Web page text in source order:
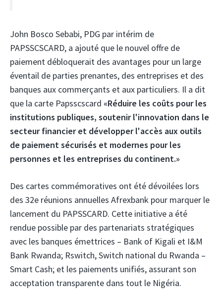
John Bosco Sebabi, PDG par intérim de
PAPSSCSCARD, a ajouté que le nouvel offre de
paiement débloquerait des avantages pour un large
éventail de parties prenantes, des entreprises et des
banques aux commerçants et aux particuliers. Il a dit
que la carte Papsscscard «Réduire les coûts pour les
institutions publiques, soutenir l'innovation dans le
secteur financier et développer l'accès aux outils
de paiement sécurisés et modernes pour les
personnes et les entreprises du continent.»
Des cartes commémoratives ont été dévoilées lors
des 32e réunions annuelles Afrexbank pour marquer le
lancement du PAPSSCARD. Cette initiative a été
rendue possible par des partenariats stratégiques
avec les banques émettrices – Bank of Kigali et I&M
Bank Rwanda; Rswitch, Switch national du Rwanda –
Smart Cash; et les paiements unifiés, assurant son
acceptation transparente dans tout le Nigéria.